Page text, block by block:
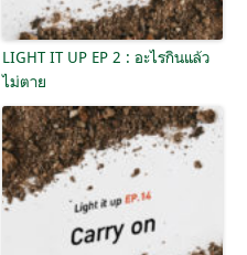
LIGHT IT UP EP 2 : อะไรกินแล้ว
ไม่ตาย